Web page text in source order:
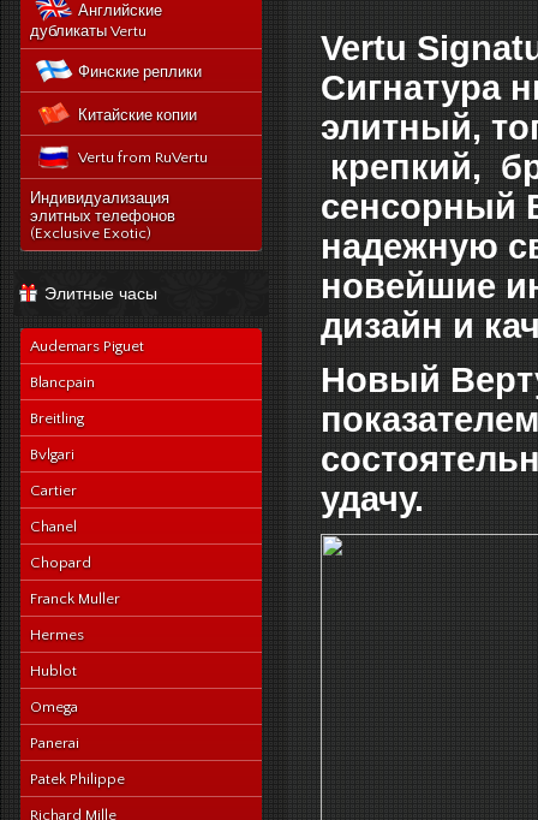
Vertu Aster (Верту Астер)
Vertu Ti
Vertu Constellation V
noviy-vertu-signature-
new-touch
catalog
543-vertu-signature-
touch-grape-lizard-
en
navy-alligator-en
category
175-novyj-vertu-
signature-new-touch
Английские
дубликаты Vertu
Финские реплики
Китайские копии
Vertu from RuVertu
Индивидуализация
элитных телефонов
(Exclusive Exotic)
Элитные часы
Audemars Piguet
Blancpain
Breitling
Bvlgari
Cartier
Chanel
Chopard
Franck Muller
Hermes
Hublot
Omega
Panerai
Patek Philippe
Richard Mille
Vertu
Сигнатура
элитный,
крепкий,
сенсорный
надежную
новейшие
дизайн и
Новый
удачу.